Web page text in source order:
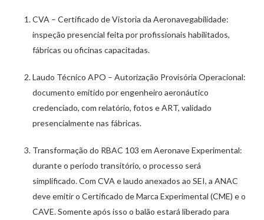
CVA – Certificado de Vistoria da Aeronavegabilidade:
inspeção presencial feita por profissionais habilitados,
fábricas ou oficinas capacitadas.
Laudo Técnico APO – Autorização Provisória Operacional:
documento emitido por engenheiro aeronáutico
credenciado, com relatório, fotos e ART, validado
presencialmente nas fábricas.
Transformação do RBAC 103 em Aeronave Experimental:
durante o período transitório, o processo será
simplificado. Com CVA e laudo anexados ao SEI, a ANAC
deve emitir o Certificado de Marca Experimental (CME) e o
CAVE. Somente após isso o balão estará liberado para